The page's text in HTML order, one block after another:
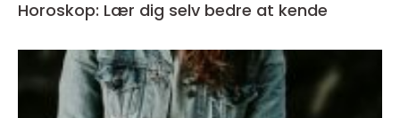
Horoskop: Lær dig selv bedre at kende